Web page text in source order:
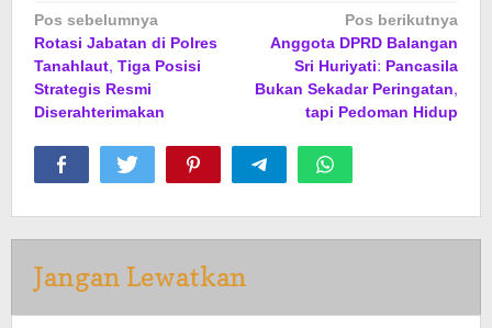
Navigasi
pos
Pos sebelumnya
Rotasi Jabatan di Polres
Tanahlaut, Tiga Posisi
Strategis Resmi
Diserahterimakan
Pos berikutnya
Anggota DPRD Balangan
Sri Huriyati: Pancasila
Bukan Sekadar Peringatan,
tapi Pedoman Hidup
Jangan Lewatkan